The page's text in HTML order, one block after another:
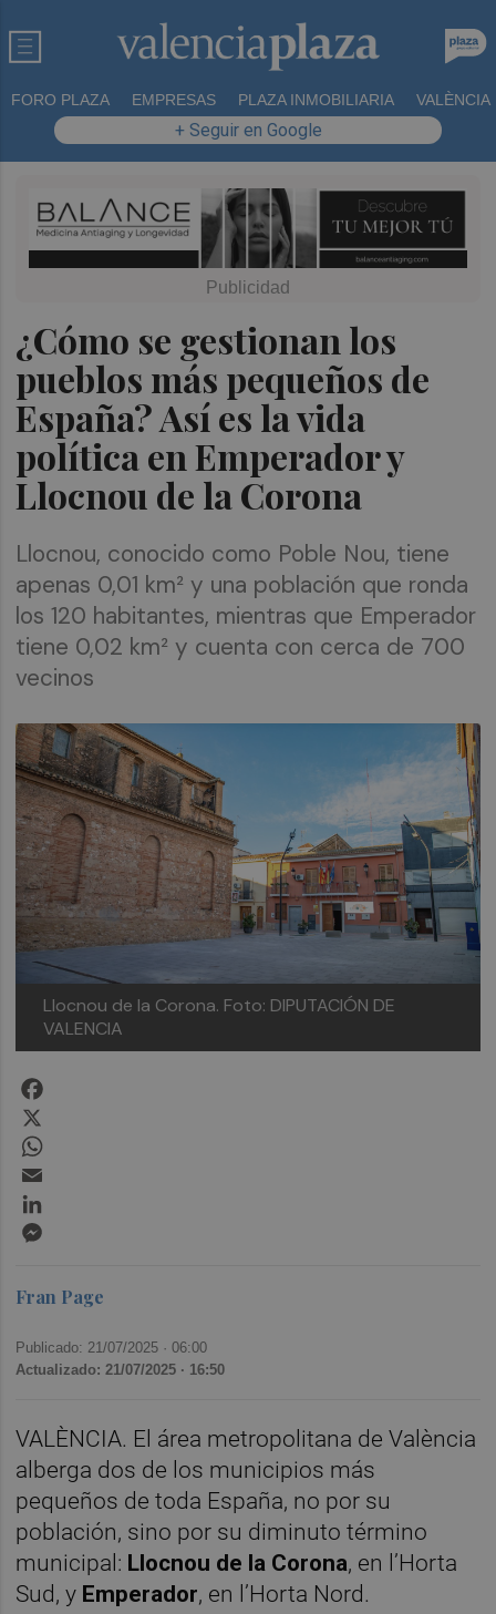
FORO PLAZA EMPRESAS PLAZA INMOBILIARIA VALÈNCIA
+ Seguir en Google
¿Cómo se gestionan los
pueblos más pequeños de
España? Así es la vida
política en Emperador y
Llocnou de la Corona
Llocnou, conocido como Poble Nou, tiene
apenas 0,01 km² y una población que ronda
los 120 habitantes, mientras que Emperador
tiene 0,02 km² y cuenta con cerca de 700
vecinos
Llocnou de la Corona. Foto: DIPUTACIÓN DE
VALENCIA
Fran Page
Publicado: 21/07/2025 ·06:00
Actualizado: 21/07/2025 · 16:50
VALÈNCIA. El área metropolitana de València
alberga dos de los municipios más
pequeños de toda España, no por su
población, sino por su diminuto término
municipal: Llocnou de la Corona, en l’Horta
Sud, y Emperador, en l’Horta Nord.